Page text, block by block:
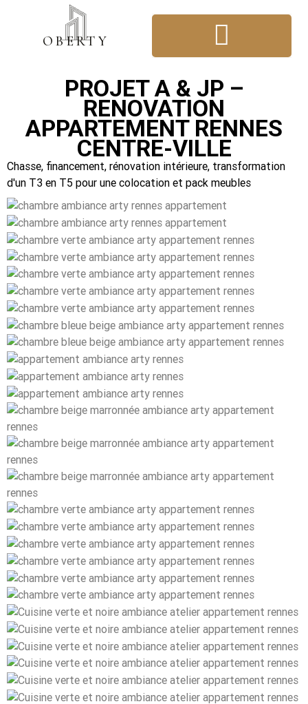
OBERT Y
PROJET A & JP –
RENOVATION
APPARTEMENT RENNES
CENTRE-VILLE
Chasse, financement, rénovation intérieure, transformation
d'un T3 en T5 pour une colocation et pack meubles